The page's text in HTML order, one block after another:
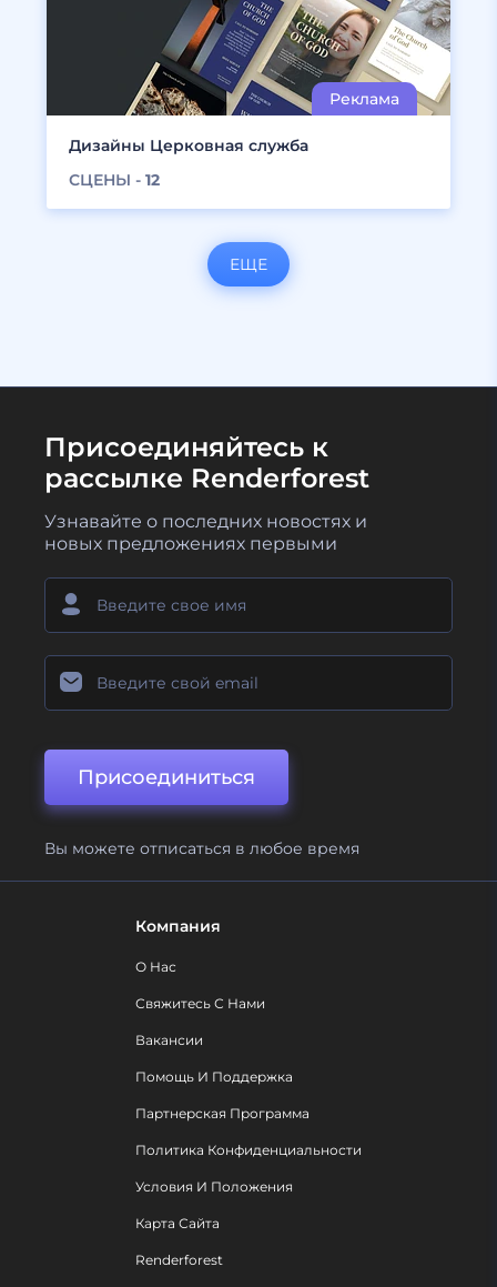
Дизайны Церковная служба
СЦЕНЫ - 12
ЕЩЕ
Присоединяйтесь к
рассылке Renderforest
Узнавайте о последних новостях и
новых предложениях первыми
Присоединиться
Вы можете отписаться в любое время
Компания
О Нас
Свяжитесь С Нами
Вакансии
Помощь И Поддержка
Партнерская Программа
Политика Конфиденциальности
Условия И Положения
Карта Сайта
Renderforest